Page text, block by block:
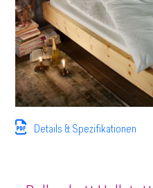
Details & Spezifikationen